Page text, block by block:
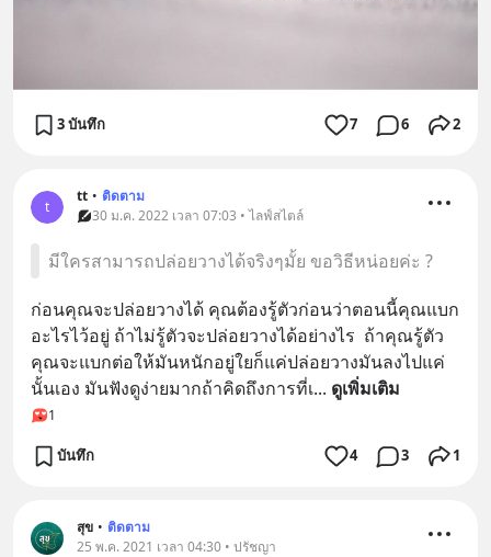
3 บันทึก 7 6 2
t
tt • ติดตาม
30 ม.ค. 2022 เวลา 07:03 • ไลฟ์สไตล์
มีใครสามารถปล่อยวางได้จริงๆมั้ย ขอวิธีหน่อยค่ะ ?
ก่อนคุณจะปล่อยวางได้ คุณต้องรู้ตัวก่อนว่าตอนนี้คุณแบก
อะไรไว้อยู่ ถ้าไม่รู้ตัวจะปล่อยวางได้อย่างไร  ถ้าคุณรู้ตัว
คุณจะแบกต่อให้มันหนักอยู่ใยก็แค่ปล่อยวางมันลงไปแค่
นั้นเอง มันฟังดูง่ายมากถ้าคิดถึงการที่เ... ดูเพิ่มเติม
1
บันทึก 4 3 1
สุข • ติดตาม
25 พ.ค. 2021 เวลา 04:30 • ปรัชญา